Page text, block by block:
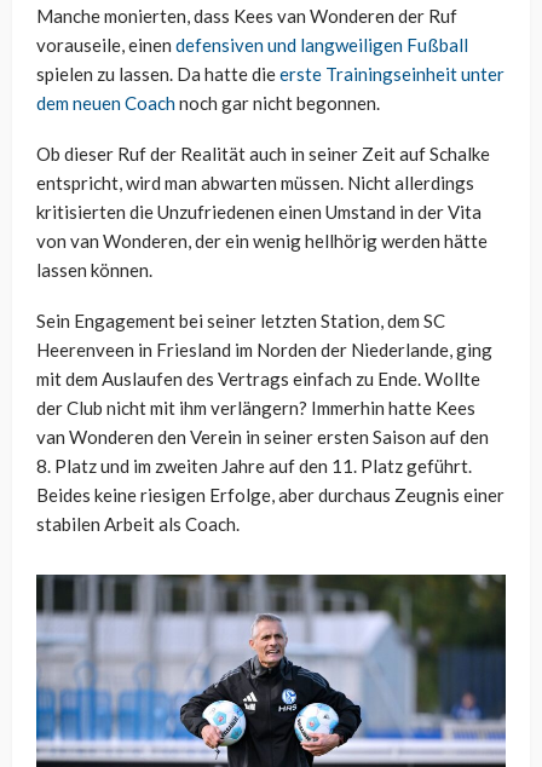
Manche monierten, dass Kees van Wonderen der Ruf
vorauseile, einen defensiven und langweiligen Fußball
spielen zu lassen. Da hatte dieerste Trainingseinheit unter
dem neuen Coachnoch gar nicht begonnen.
Ob dieser Ruf der Realität auch in seiner Zeit auf Schalke
entspricht, wird man abwarten müssen. Nicht allerdings
kritisierten die Unzufriedenen einen Umstand in der Vita
von van Wonderen, der ein wenig hellhörig werden hätte
lassen können.
Sein Engagement bei seiner letzten Station, dem SC
Heerenveen in Friesland im Norden der Niederlande, ging
mit dem Auslaufen des Vertrags einfach zu Ende. Wollte
der Club nicht mit ihm verlängern? Immerhin hatte Kees
van Wonderen den Verein in seiner ersten Saison auf den
8. Platz und im zweiten Jahre auf den 11. Platz geführt.
Beides keine riesigen Erfolge, aber durchaus Zeugnis einer
stabilen Arbeit als Coach.